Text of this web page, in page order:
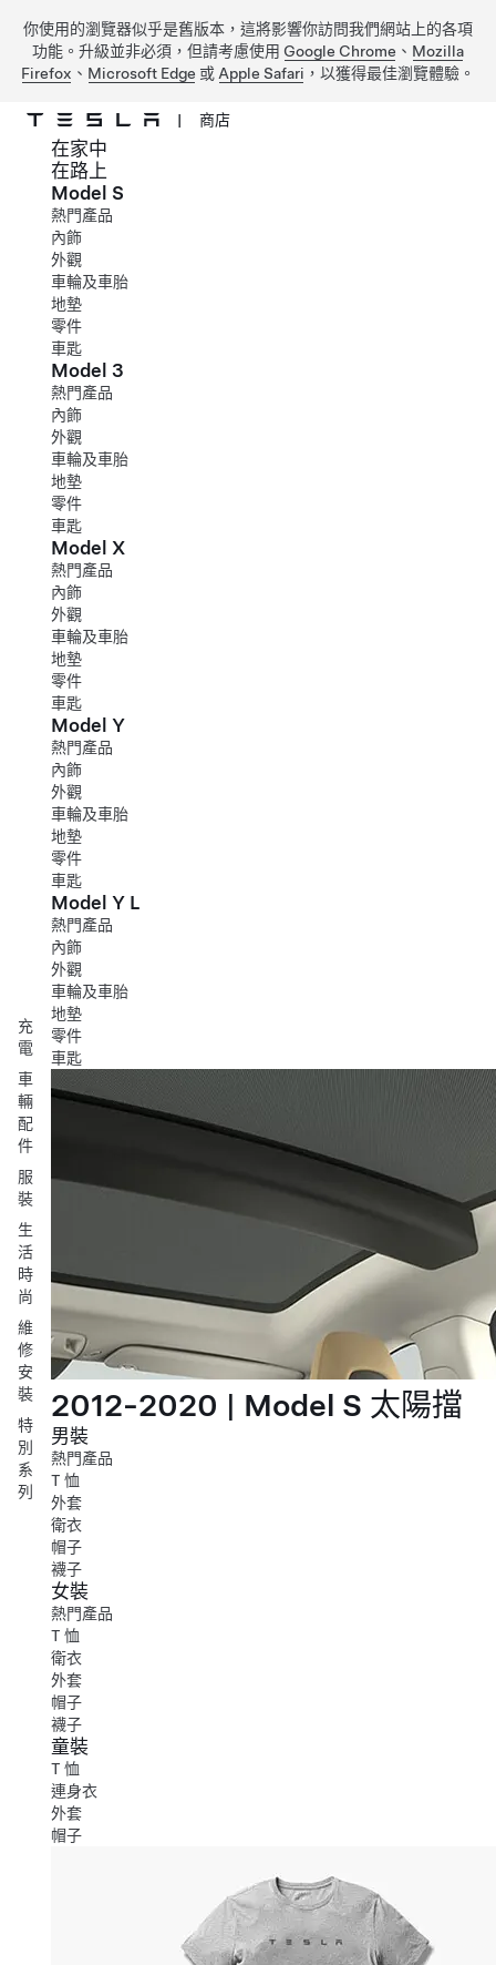
你使用的瀏覽器似乎是舊版本，這將影響你訪問我們網站上的各項
功能。升級並非必須，但請考慮使用 Google Chrome 、 Mozilla
Firefox 、 Microsoft Edge 或 Apple Safari ，以獲得最佳瀏覽體驗。
跳到主要內容
| 商店
充
電
車
輛
配
件
服
裝
生
活
時
尚
維
修
安
裝
特
別
系
列
在家中
在路上
Model S
熱門產品
內飾
外觀
車輪及車胎
地墊
零件
車匙
Model 3
熱門產品
內飾
外觀
車輪及車胎
地墊
零件
車匙
Model X
熱門產品
內飾
外觀
車輪及車胎
地墊
零件
車匙
Model Y
熱門產品
內飾
外觀
車輪及車胎
地墊
零件
車匙
Model Y L
熱門產品
內飾
外觀
車輪及車胎
地墊
零件
車匙
2012-2020 | Model S 太陽擋
男裝
熱門產品
T 恤
外套
衛衣
帽子
襪子
女裝
熱門產品
T 恤
衛衣
外套
帽子
襪子
童裝
T 恤
連身衣
外套
帽子